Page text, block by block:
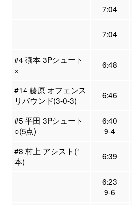
7:04
7:04
#4 礒本 3Pシュート
×
6:48
#14 藤原 オフェンス
リバウンド(3-0-3)
6:46
#5 平田 3Pシュート
○(5点)
6:40
9-4
#8 村上 アシスト(1
本)
6:39
6:23
9-6